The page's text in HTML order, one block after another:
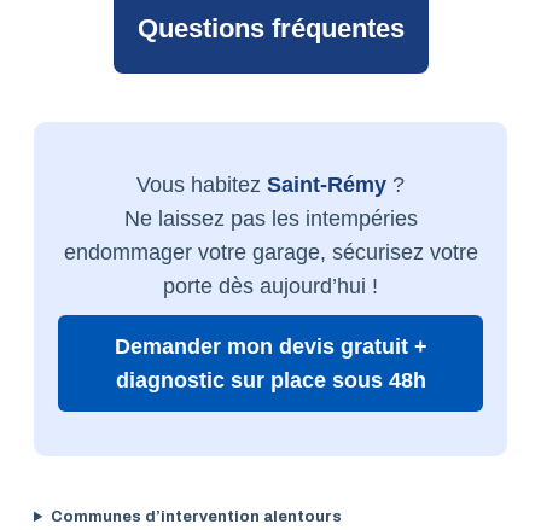
Questions fréquentes
Vous habitez Saint-Rémy ?
Ne laissez pas les intempéries
endommager votre garage, sécurisez votre
porte dès aujourd’hui !
Demander mon devis gratuit +
diagnostic sur place sous 48h
Communes d’intervention alentours